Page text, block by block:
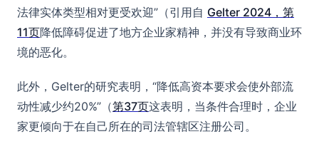
法律实体类型相对更受欢迎”（引用自 Gelter 2024，第
11页降低障碍促进了地方企业家精神，并没有导致商业环
境的恶化。
此外，Gelter的研究表明，“降低高资本要求会使外部流
动性减少约20%”（第37页这表明，当条件合理时，企业
家更倾向于在自己所在的司法管辖区注册公司。